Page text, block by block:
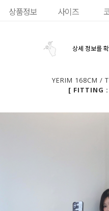
상품정보 사이즈
상세 정보를
YERIM 168CM /
[ FITTING :